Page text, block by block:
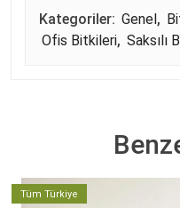
Kategoriler: Genel,
Ofis Bitkileri, Saksılı
Tüm Türkiye